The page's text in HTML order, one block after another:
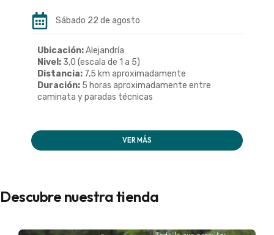
Sábado 22 de agosto
Ubicación:Alejandría
Nivel: 3,0 (escala de 1 a 5)
Distancia: 7,5 km aproximadamente
Duración: 5 horas aproximadamente entre
caminata y paradas técnicas
VER MÁS
Descubre nuestra tienda